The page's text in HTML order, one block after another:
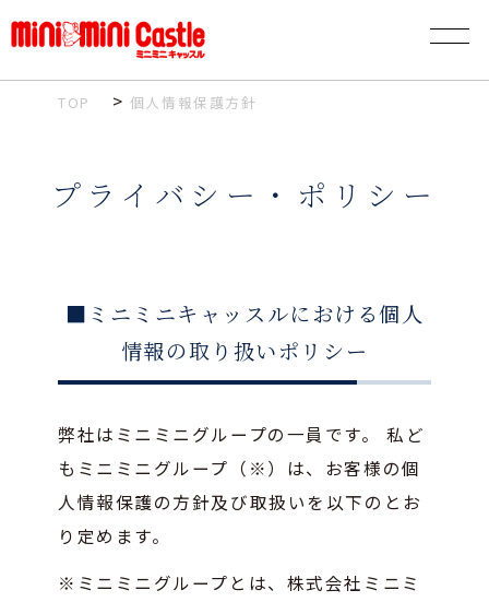
TOP > 個人情報保護方針
プライバシー・ポリシー
■ミニミニキャッスルにおける個人
情報の取り扱いポリシー
弊社はミニミニグループの一員です。 私ど
もミニミニグループ（※）は、お客様の個
人情報保護の方針及び取扱いを以下のとお
り定めます。
※ミニミニグループとは、株式会社ミニミ